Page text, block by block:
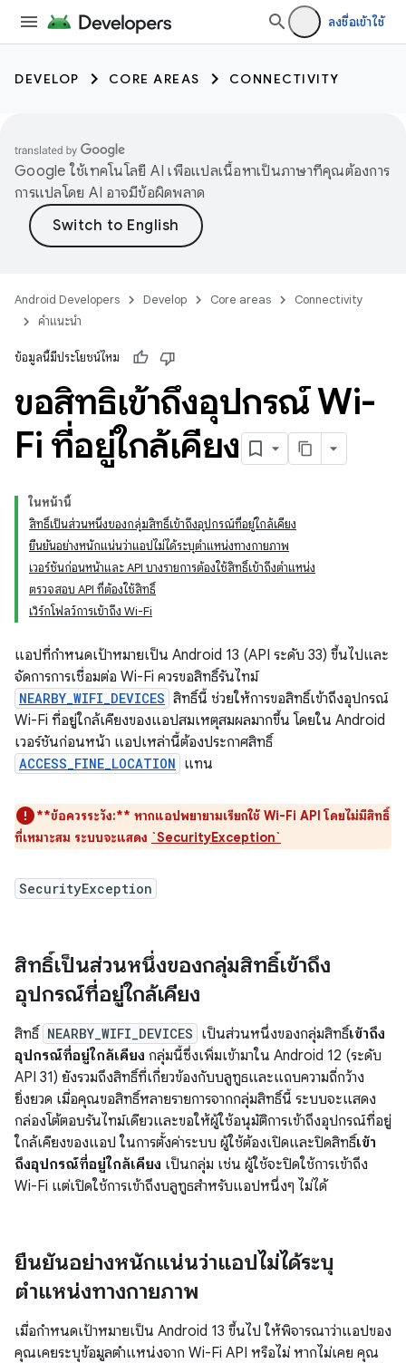
ลงชื่อเข้าใช้
DEVELOP CORE AREAS CONNECTIVITY
Google ใช้เทคโนโลยี AI เพื่อแปลเนื้อหาเป็นภาษาที่คุณต้องการ
การแปลโดย AI อาจมีข้อผิดพลาด
Android Developers Develop Core areas
Connectivity
คำแนะนำ
ข้อมูลนี้มีประโยชน์ไหม
ขอสิทธิ์เข้าถึงอุปกรณ์ Wi-
Fi ที่อยู่ใกล้เคียง
ในหน้านี้
สิทธิ์เป็นส่วนหนึ่งของกลุ่มสิทธิ์เข้าถึงอุปกรณ์ที่อยู่ใกล้เคียง
ยืนยันอย่างหนักแน่นว่าแอปไม่ได้ระบุตำแหน่งทางกายภาพ
เวอร์ชันก่อนหน้าและ API บางรายการต้องใช้สิทธิ์เข้าถึงตำแหน่ง
ตรวจสอบ API ที่ต้องใช้สิทธิ์
เวิร์กโฟลว์การเข้าถึง Wi-Fi
แอปที่กำหนดเป้าหมายเป็น Android 13 (API ระดับ 33) ขึ้นไปและ
จัดการการเชื่อมต่อ Wi-Fi ควรขอสิทธิ์รันไทม์
NEARBY_WIFI_DEVICES สิทธิ์นี้ ช่วยให้การขอสิทธิ์เข้าถึงอุปกรณ์
Wi-Fi ที่อยู่ใกล้เคียงของแอปสมเหตุสมผลมากขึ้น โดยใน Android
เวอร์ชันก่อนหน้า แอปเหล่านี้ต้องประกาศสิทธิ์
ACCESS_FINE_LOCATION แทน
**ข้อควรระวัง:** หากแอปพยายามเรียกใช้ Wi-Fi API โดยไม่มีสิทธิ์
ที่เหมาะสม ระบบจะแสดง `SecurityException`
SecurityException
สิทธิ์เป็นส่วนหนึ่งของกลุ่มสิทธิ์เข้าถึง
อุปกรณ์ที่อยู่ใกล้เคียง
สิทธิ์ NEARBY_WIFI_DEVICES เป็นส่วนหนึ่งของกลุ่มสิทธิ์เข้าถึง
อุปกรณ์ที่อยู่ใกล้เคียง กลุ่มนี้ซึ่งเพิ่มเข้ามาใน Android 12 (ระดับ
API 31) ยังรวมถึงสิทธิ์ที่เกี่ยวข้องกับบลูทูธและแถบความถี่กว้าง
ยิ่งยวด เมื่อคุณขอสิทธิ์หลายรายการจากกลุ่มสิทธิ์นี้ ระบบจะแสดง
กล่องโต้ตอบรันไทม์เดียวและขอให้ผู้ใช้อนุมัติการเข้าถึงอุปกรณ์ที่อยู่
ใกล้เคียงของแอป ในการตั้งค่าระบบ ผู้ใช้ต้องเปิดและปิดสิทธิ์เข้า
ถึงอุปกรณ์ที่อยู่ใกล้เคียง เป็นกลุ่ม เช่น ผู้ใช้จะปิดใช้การเข้าถึง
Wi-Fi แต่เปิดใช้การเข้าถึงบลูทูธสำหรับแอปหนึ่งๆ ไม่ได้
ยืนยันอย่างหนักแน่นว่าแอปไม่ได้ระบุ
ตำแหน่งทางกายภาพ
เมื่อกำหนดเป้าหมายเป็น Android 13 ขึ้นไป ให้พิจารณาว่าแอปของ
คุณเคยระบุข้อมูลตำแหน่งจาก Wi-Fi API หรือไม่ หากไม่เคย คุณ